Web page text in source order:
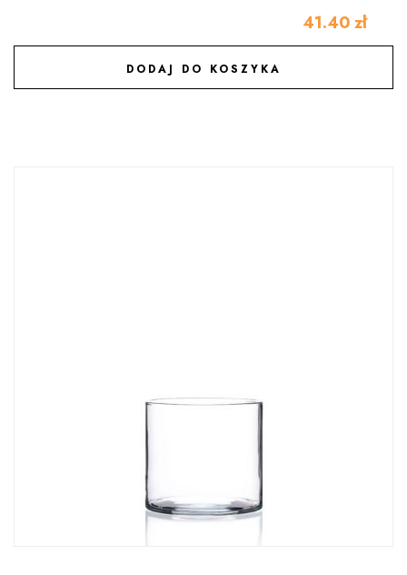
41.40 zł
DODAJ DO KOSZYKA
DODAJ DO ULUBIONYCH